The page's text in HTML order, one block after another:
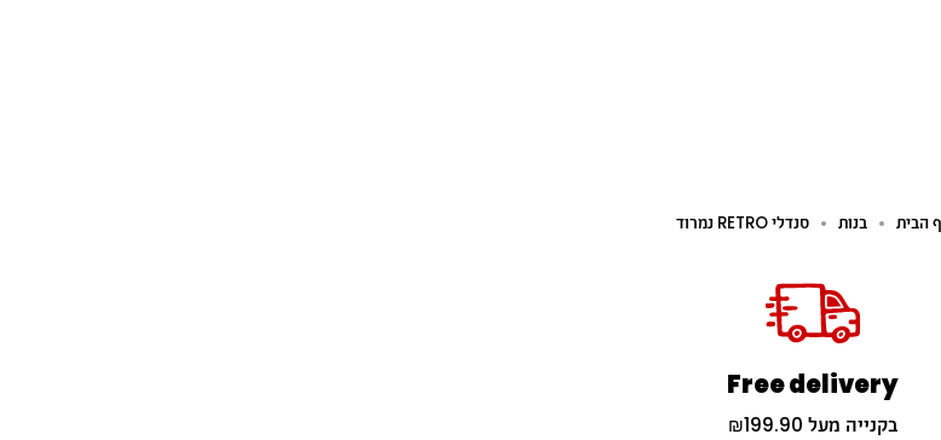
הבית בנות סנדלי RETRO נמרוד
Free delivery
בקנייה מעל ₪199.90